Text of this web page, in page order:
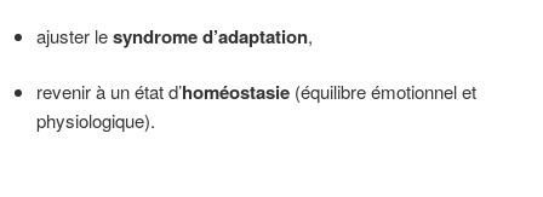
ajuster lesyndrome d’adaptation,
revenir à un état d’homéostasie (équilibre émotionnel et
physiologique).